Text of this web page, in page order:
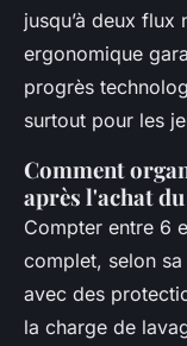
jusqu’à deux
ergonomique
progrès
surtout pour les
Comment
après l'achat
Compter entre 6
complet, selon
avec des
la charge de